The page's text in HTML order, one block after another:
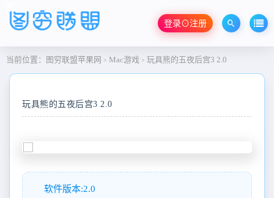
登录⊙注册
当前位置： 图穷联盟苹果网 > Mac游戏 > 玩具熊的五夜后宫3 2.0
玩具熊的五夜后宫3 2.0
软件版本:2.0